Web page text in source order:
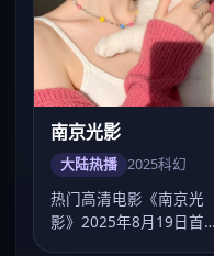
南京光影
大陆热播 2025科幻
热门高清电影《南京光
影》2025年8月19日首